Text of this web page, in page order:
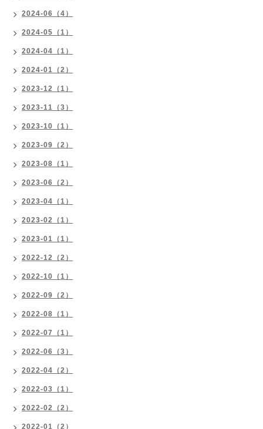
2024-06（4）
2024-05（1）
2024-04（1）
2024-01（2）
2023-12（1）
2023-11（3）
2023-10（1）
2023-09（2）
2023-08（1）
2023-06（2）
2023-04（1）
2023-02（1）
2023-01（1）
2022-12（2）
2022-10（1）
2022-09（2）
2022-08（1）
2022-07（1）
2022-06（3）
2022-04（2）
2022-03（1）
2022-02（2）
2022-01（2）